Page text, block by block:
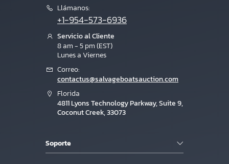
Llámanos:
+1-954-573-6936
Servicio al Cliente
8 am - 5 pm (EST)
Lunes a Viernes
Correo:
contactus@salvageboatsauction.com
Florida
4811 Lyons Technology Parkway, Suite 9,
Coconut Creek, 33073
Soporte